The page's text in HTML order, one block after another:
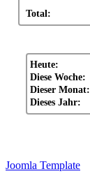
Total:
Heute:
Diese Woche:
Dieser Monat:
Dieses Jahr:
Joomla Template